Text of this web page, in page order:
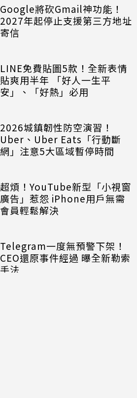
Google將砍Gmail神功能！
2027年起停止支援第三方地址
寄信
LINE免費貼圖5款！全新表情
貼爽用半年 「好人一生平
安」、「好熱」必用
2026城鎮韌性防空演習！
Uber、Uber Eats「行動斷
網」注意5大區域暫停時間
超煩！YouTube新型「小視窗
廣告」惹怨 iPhone用戶無需
會員輕鬆解決
Telegram一度無預警下架！
CEO還原事件經過 曝全新勒索
手法